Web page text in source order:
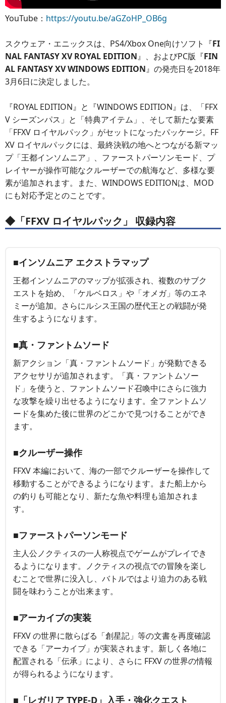
YouTube： https://youtu.be/aGZoHP_OB6g
スクウェア・エニックスは、PS4/Xbox One向けソフト『FI
NAL FANTASY XV ROYAL EDITION』、およびPC版『FIN
AL FANTASY XV WINDOWS EDITION』の発売日を2018年
3月6日に決定しました。
『ROYAL EDITION』と『WINDOWS EDITION』は、「FFX
V シーズンパス」と「特典アイテム」、そして新たな要素
「FFXV ロイヤルパック」がセットになったパッケージ。FF
XV ロイヤルパックには、最終決戦の地へとつながる新マッ
プ「王都インソムニア」、ファーストパーソンモード、プ
レイヤーが操作可能なクルーザーでの航海など、多様な要
素が追加されます。また、WINDOWS EDITIONは、MOD
にも対応予定とのことです。
◆「FFXV ロイヤルパック」 収録内容
■インソムニア エクストラマップ
王都インソムニアのマップが拡張され、複数のサブク
エストを始め、「ケルベロス」や「オメガ」等のエネ
ミーが追加。さらにルシス王国の歴代王との戦闘が発
生するようになります。
■真・ファントムソード
新アクション「真・ファントムソード」が発動できる
アクセサリが追加されます。「真・ファントムソー
ド」を使うと、ファントムソード召喚中にさらに強力
な攻撃を繰り出せるようになります。全ファントムソ
ードを集めた後に世界のどこかで見つけることができ
ます。
■クルーザー操作
FFXV 本編において、海の一部でクルーザーを操作して
移動することができるようになります。また船上から
の釣りも可能となり、新たな魚や料理も追加されま
す。
■ファーストパーソンモード
主人公ノクティスの一人称視点でゲームがプレイでき
るようになります。ノクティスの視点での冒険を楽し
むことで世界に没入し、バトルではより迫力のある戦
闘を味わうことが出来ます。
■アーカイブの実装
FFXV の世界に散らばる「創星記」等の文書を再度確認
できる「アーカイブ」が実装されます。新しく各地に
配置される「伝承」により、さらに FFXV の世界の情報
が得られるようになります。
■「レガリア TYPE-D」入手・強化クエスト